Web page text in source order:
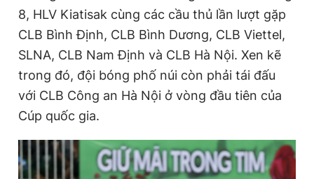
8, HLV Kiatisak cùng các cầu thủ lần lượt gặp
CLB Bình Định, CLB Bình Dương, CLB Viettel,
SLNA, CLB Nam Định và CLB Hà Nội. Xen kẽ
trong đó, đội bóng phố núi còn phải tái đấu
với CLB Công an Hà Nội ở vòng đầu tiên của
Cúp quốc gia.